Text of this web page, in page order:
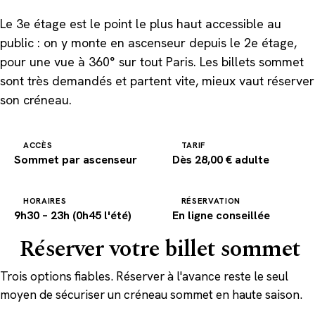
Le 3e étage est le point le plus haut accessible au
public : on y monte en ascenseur depuis le 2e étage,
pour une vue à 360° sur tout Paris. Les billets sommet
sont très demandés et partent vite, mieux vaut réserver
son créneau.
ACCÈS
Sommet par ascenseur
TARIF
Dès 28,00 € adulte
HORAIRES
9h30 – 23h (0h45 l'été)
RÉSERVATION
En ligne conseillée
Réserver votre billet sommet
Trois options fiables. Réserver à l'avance reste le seul
moyen de sécuriser un créneau sommet en haute saison.